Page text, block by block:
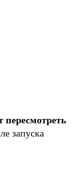
пересмотреть
запуска